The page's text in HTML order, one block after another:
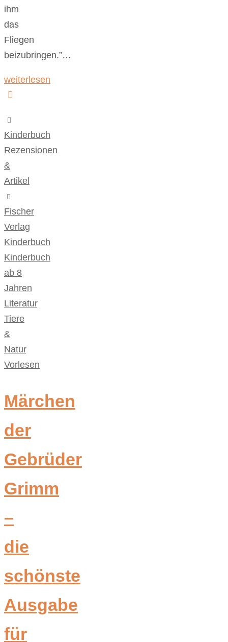
ihm
das
Fliegen
beizubringen.”…
weiterlesen
Kinderbuch
Rezensionen
&
Artikel
Fischer
Verlag
Kinderbuch
Kinderbuch
ab 8
Jahren
Literatur,
Tiere
&
Natur,
Vorlesen
Märchen
der
Gebrüder
Grimm
–
die
schönste
Ausgabe
für